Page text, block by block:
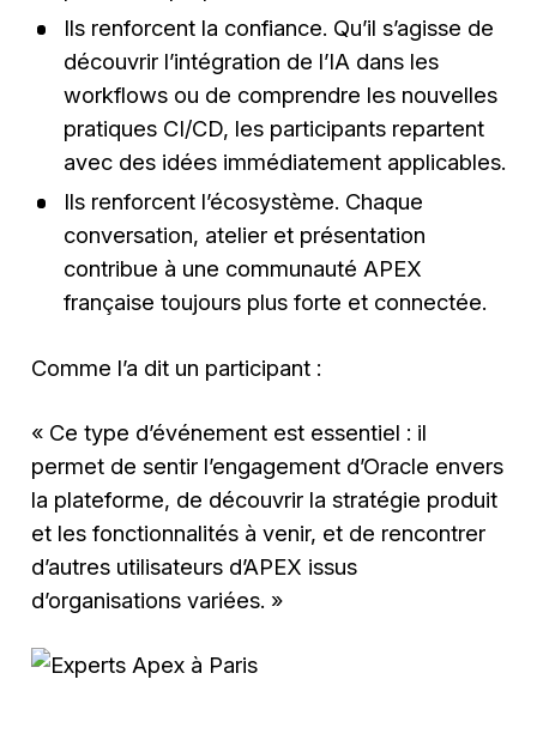
Ils renforcent la confiance. Qu’il s’agisse de
découvrir l’intégration de l’IA dans les
workflows ou de comprendre les nouvelles
pratiques CI/CD, les participants repartent
avec des idées immédiatement applicables.
Ils renforcent l’écosystème. Chaque
conversation, atelier et présentation
contribue à une communauté APEX
française toujours plus forte et connectée.
Comme l’a dit un participant :
« Ce type d’événement est essentiel : il
permet de sentir l’engagement d’Oracle envers
la plateforme, de découvrir la stratégie produit
et les fonctionnalités à venir, et de rencontrer
d’autres utilisateurs d’APEX issus
d’organisations variées. »